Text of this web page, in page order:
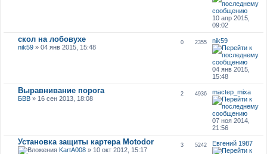
10 апр 2015,
09:02
скол на лобовухе
nik59» 04 янв 2015, 15:48
0 2355 nik59
04 янв 2015,
15:48
Выравнивание порога
БВВ» 16 сен 2013, 18:08
2 4936 mactep_mixa
07 ноя 2014,
21:56
Установка защиты картера Motodor
KartA008» 10 окт 2012, 15:17
3 5242 Евгений 1987